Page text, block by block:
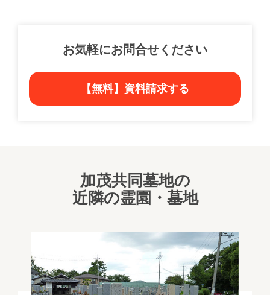
お気軽にお問合せください
【無料】資料請求する
加茂共同墓地の
近隣の霊園・墓地